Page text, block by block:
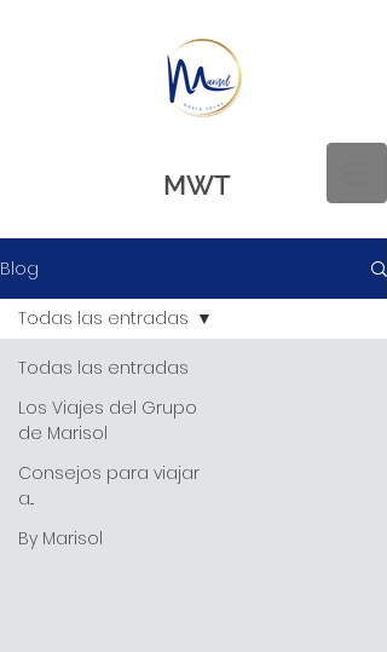
Blog
Todas las entradas
Los Viajes del Grupo
de Marisol
Consejos para viajar
a...
By Marisol
Todas las entradas